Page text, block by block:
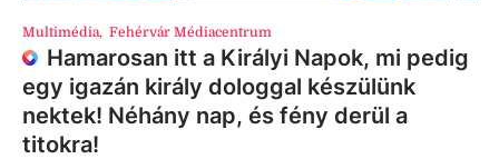
Multimédia, Fehérvár Médiacentrum
Hamarosan itt a Királyi Napok, mi pedig
egy igazán király dologgal készülünk
nektek! Néhány nap, és fény derül a
titokra!